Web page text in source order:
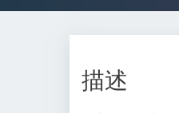
描述